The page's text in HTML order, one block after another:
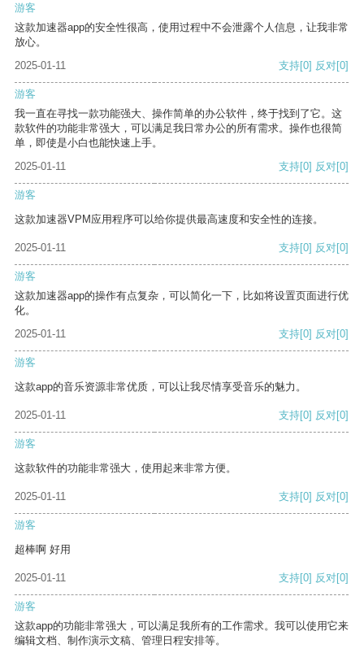
游客
这款加速器app的安全性很高，使用过程中不会泄露个人信息，让我非常
放心。
2025-01-11
支持[0] 反对[0]
游客
我一直在寻找一款功能强大、操作简单的办公软件，终于找到了它。这
款软件的功能非常强大，可以满足我日常办公的所有需求。操作也很简
单，即使是小白也能快速上手。
2025-01-11
支持[0] 反对[0]
游客
这款加速器VPM应用程序可以给你提供最高速度和安全性的连接。
2025-01-11 支持[0] 反对[0]
游客
这款加速器app的操作有点复杂，可以简化一下，比如将设置页面进行优
化。
2025-01-11
支持[0] 反对[0]
游客
这款app的音乐资源非常优质，可以让我尽情享受音乐的魅力。
2025-01-11 支持[0] 反对[0]
游客
这款软件的功能非常强大，使用起来非常方便。
2025-01-11 支持[0] 反对[0]
游客
超棒啊 好用
2025-01-11 支持[0] 反对[0]
游客
这款app的功能非常强大，可以满足我所有的工作需求。我可以使用它来
编辑文档、制作演示文稿、管理日程安排等。